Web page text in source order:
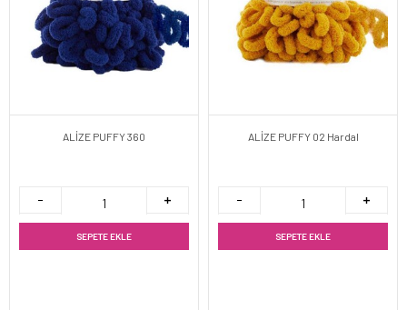
ALİZE PUFFY 360
SEPETE EKLE
ALİZE PUFFY 02 Hardal
SEPETE EKLE